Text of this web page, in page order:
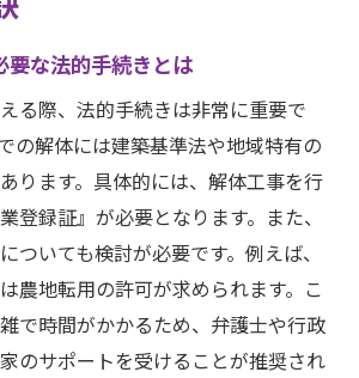
要な法的手続きとは
る際、法的手続きは非常に重要で
の解体には建築基準法や地域特有の
ります。具体的には、解体工事を行
登録証』が必要となります。また、
ついても検討が必要です。例えば、
農地転用の許可が求められます。こ
で時間がかかるため、弁護士や行政
のサポートを受けることが推奨され